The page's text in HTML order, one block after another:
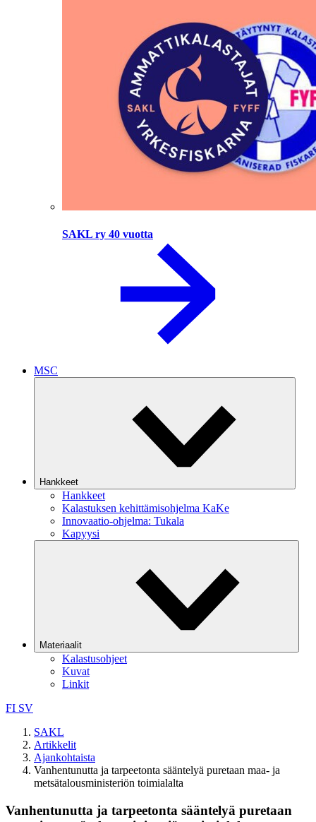
SAKL ry 40 vuotta
MSC
Hankkeet
Hankkeet
Kalastuksen kehittämisohjelma KaKe
Innovaatio-ohjelma: Tukala
Kapyysi
Materiaalit
Kalastusohjeet
Kuvat
Linkit
FI SV
SAKL
Artikkelit
Ajankohtaista
Vanhentunutta ja tarpeetonta sääntelyä puretaan maa- ja
metsätalousministeriön toimialalta
Vanhentunutta ja tarpeetonta sääntelyä puretaan